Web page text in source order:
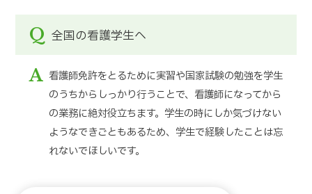
Q 全国の看護学生へ
A 看護師免許をとるために実習や国家試験の勉強を学生
のうちからしっかり行うことで、看護師になってから
の業務に絶対役立ちます。学生の時にしか気づけない
ようなできごともあるため、学生で経験したことは忘
れないでほしいです。